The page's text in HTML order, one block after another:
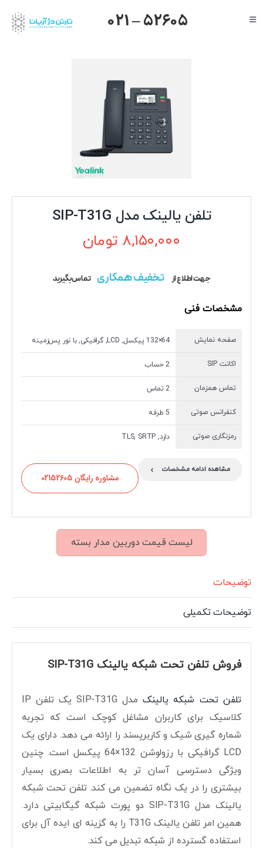
to
Toggle
021 – 52605
تلفن یالینک مدل SIP-T31G
۸,۱۵۰,۰۰۰ تومان
جهت اطلاع از تخفیف همکاری تماس بگیرید
مشخصات فنی
صفحه نمایش 64×132 پیکسل, LCD, گرافیکی, با نور پس‌زمینه
اکانت SIP 2 حساب
تماس همزمان 2 تماس
کنفرانس صوتی 5 طرفه
رمزنگاری صوتی دارد, TLS, SRTP
مشاهده ادامه مشخصات ›
مشاوره رایگان 02152605
لیست قیمت دوربین مدار بسته
توضیحات
توضیحات تکمیلی
فروش تلفن تحت شبکه یالینک SIP-T31G
تلفن تحت شبکه یالینک
مدل SIP-T31G یک تلفن IP
کلاسیک برای کاربران مشاغل کوچک است که تجربه
شماره گیری شیک و کاربرپسند را ارائه می دهد. دارای یک
LCD گرافیکی با رزولوشن 132×64 پیکسل است. چنین
ویژگی دسترسی آسان تر به اطلاعات بصری بسیار
بیشتری را در یک نگاه تضمین می کند. تلفن تحت شبکه
یالینک مدل SIP-T31G دو پورت شبکه گیگابیتی دارد.
همین امر تلفن یالینک T31G را به گزینه ای ایده آل برای
استفاده گسترده از شبکه تبدیل می کند.